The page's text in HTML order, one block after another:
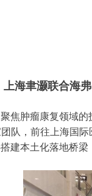
上海聿灏联合海
焦肿瘤康复领域
队，前往上海国
建本土化落地桥